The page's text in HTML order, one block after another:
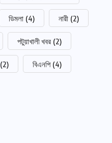
ডিমলা (4) নারী (2)
পটুয়াখালী খবর (2)
(2) বিএনপি (4)